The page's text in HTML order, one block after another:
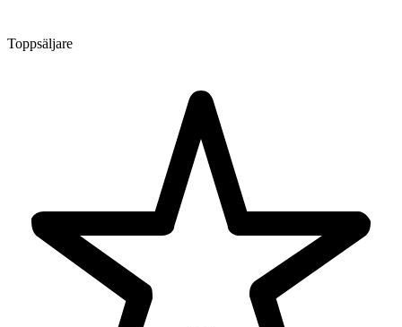
Toppsäljare